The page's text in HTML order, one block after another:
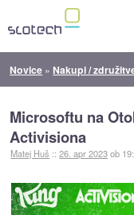
Novice » Nakupi /
Microsoftu na
Activisiona
Matej Huš ::26. apr 2023ob